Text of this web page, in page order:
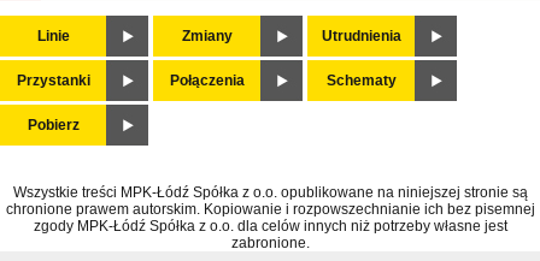
Linie Zmiany Utrudnienia
Przystanki Połączenia Schematy
Pobierz
Wszystkie treści MPK-Łódź Spółka z o.o. opublikowane na niniejszej stronie są
chronione prawem autorskim. Kopiowanie i rozpowszechnianie ich bez pisemnej
zgody MPK-Łódź Spółka z o.o. dla celów innych niż potrzeby własne jest
zabronione.